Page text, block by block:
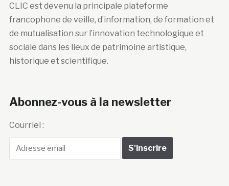
CLIC est devenu la principale plateforme
francophone de veille, d’information, de formation et
de mutualisation sur l’innovation technologique et
sociale dans les lieux de patrimoine artistique,
historique et scientifique.
Abonnez-vous à la newsletter
Courriel :